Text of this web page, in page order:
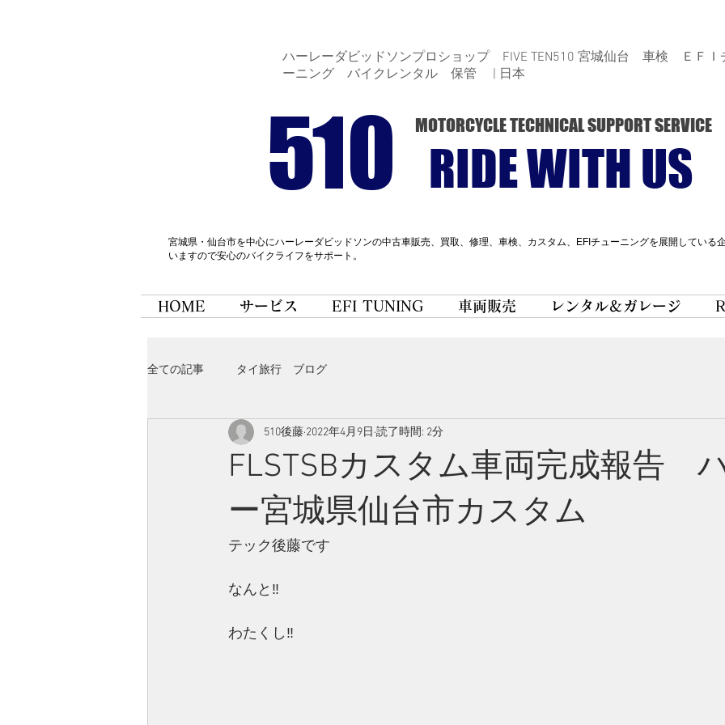
ハーレーダビッドソンプロショップ FIVE TEN510 宮城仙台 車検 ＥＦＩ
ーニング バイクレンタル 保管 | 日本
510 MOTORCYCLE TECHNICAL SUPPORT SERVICE
RIDE WITH US
宮城県・仙台市を中心にハーレーダビッドソンの中古車販売、買取、修理、車検、カスタム、EFIチューニングを展開している
いますので安心のバイクライフをサポート。
HOME サービス EFI TUNING 車両販売 レンタル＆ガレージ
全ての記事 タイ旅行 ブログ
FLSTSBカスタム車両完成報告
ー宮城県仙台市カスタム
510後藤 2022年4月9日 読了時間: 2分
テック後藤です
なんと‼
わたくし‼